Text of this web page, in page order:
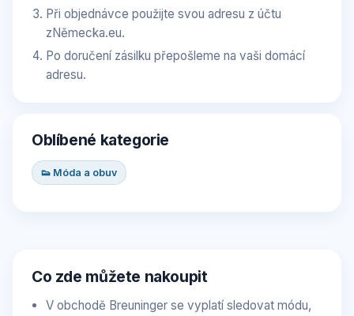
Při objednávce použijte svou adresu z účtu
zNěmecka.eu.
Po doručení zásilku přepošleme na vaši domácí
adresu.
Oblíbené kategorie
👟 Móda a obuv
Co zde můžete nakoupit
V obchodě Breuninger se vyplatí sledovat módu,